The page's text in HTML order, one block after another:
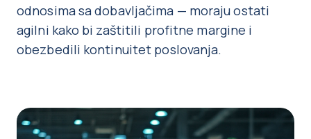
odnosima sa dobavljačima — moraju ostati
agilni kako bi zaštitili profitne margine i
obezbedili kontinuitet poslovanja.